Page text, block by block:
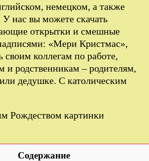
немецком, а также
У нас вы можете скачать
открытки и смешные
«Мери Кристмас»,
своим коллегам по работе,
и родственникам – родителям,
дедушке. С католическим
Содержание